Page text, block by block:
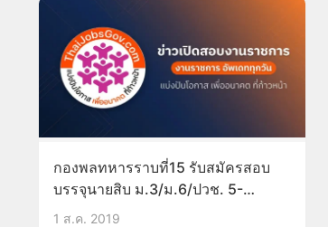
กองพลทหารราบที่15 รับสมัครสอบ
บรรจุนายสิบ ม.3/ม.6/ปวช. 5-
18ส.ค.62
1 ส.ค. 2019